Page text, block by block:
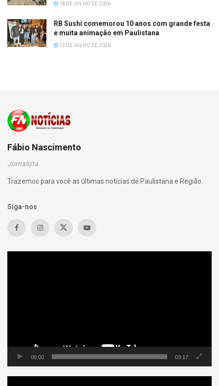
18 DE JULHO DE 2026
RB Sushi comemorou 10 anos com grande festa
e muita animação em Paulistana
12 DE JULHO DE 2026
Fábio Nascimento
Jornalista
Trazemos para você as últimas notícias de Paulistana e Região.
Siga-nos
00:00 03:17